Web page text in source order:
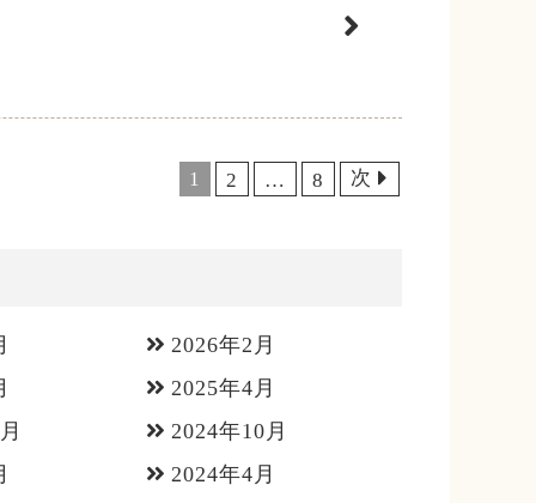
1 2 … 8 次
2026年2月
2025年4月
2024年10月
2024年4月